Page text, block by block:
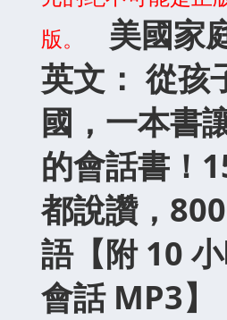
版。
美國家
英文： 從孩
國，一本書
的會話書！
都說讚，
語【附 10
會話 MP3】